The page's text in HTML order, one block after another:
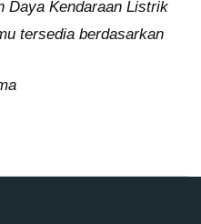
Daya Kendaraan Listrik
tersedia berdasarkan